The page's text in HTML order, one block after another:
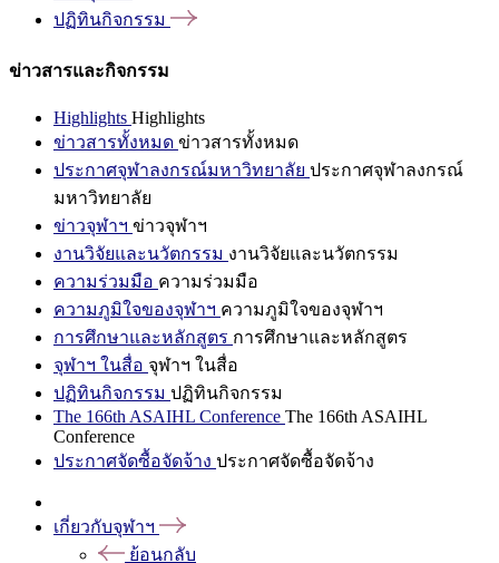
ปฏิทินกิจกรรม
ข่าวสารและกิจกรรม
Highlights Highlights
ข่าวสารทั้งหมด ข่าวสารทั้งหมด
ประกาศจุฬาลงกรณ์มหาวิทยาลัย ประกาศจุฬาลงกรณ์
มหาวิทยาลัย
ข่าวจุฬาฯ ข่าวจุฬาฯ
งานวิจัยและนวัตกรรม งานวิจัยและนวัตกรรม
ความร่วมมือ ความร่วมมือ
ความภูมิใจของจุฬาฯ ความภูมิใจของจุฬาฯ
การศึกษาและหลักสูตร การศึกษาและหลักสูตร
จุฬาฯ ในสื่อ จุฬาฯ ในสื่อ
ปฏิทินกิจกรรม ปฏิทินกิจกรรม
The 166th ASAIHL Conference The 166th ASAIHL
Conference
ประกาศจัดซื้อจัดจ้าง ประกาศจัดซื้อจัดจ้าง
เกี่ยวกับจุฬาฯ
ย้อนกลับ